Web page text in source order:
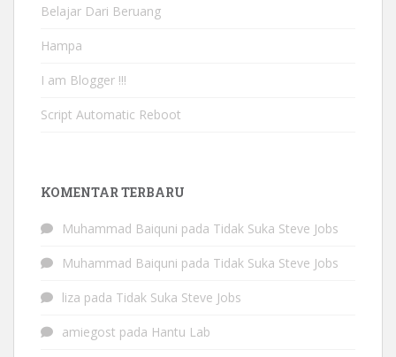
Belajar Dari Beruang
Hampa
I am Blogger !!!
Script Automatic Reboot
KOMENTAR TERBARU
Muhammad Baiquni pada Tidak Suka Steve Jobs
Muhammad Baiquni pada Tidak Suka Steve Jobs
liza pada Tidak Suka Steve Jobs
amiegost pada Hantu Lab